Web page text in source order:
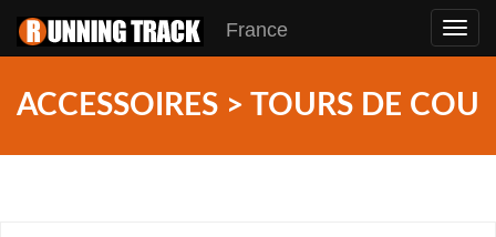
France
ACCESSOIRES > TOURS DE COU